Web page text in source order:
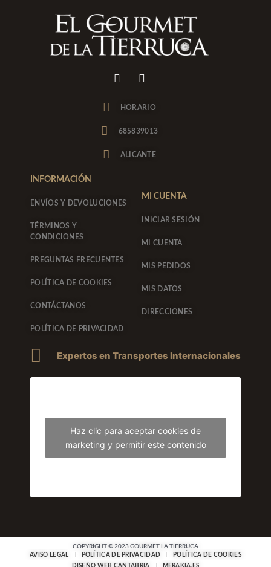
I
n
g
r
m
F
a
e
o
o
k
-
HORARIO
685839013
ALICANTE
INFORMACIÓN
ENVÍOS Y DEVOLUCIONES
TÉRMINOS Y
CONDICIONES
PREGUNTAS FRECUENTES
POLÍTICA DE COOKIES
CONTÁCTANOS
POLÍTICA DE PRIVACIDAD
MI CUENTA
INICIAR SESIÓN
MI CUENTA
MIS PEDIDOS
MIS DATOS
DIRECCIONES
Expertos en Transportes Internacionales
Haz clic para aceptar cookies de
marketing y permitir este contenido
COPYRIGHT © 2023 GOURMET LA TIERRUCA
AVISO LEGAL
POLÍTICA DE PRIVACIDAD
POLÍTICA DE COOKIES
DISEÑO WEB CANTABRIA
MERAKIA.ES